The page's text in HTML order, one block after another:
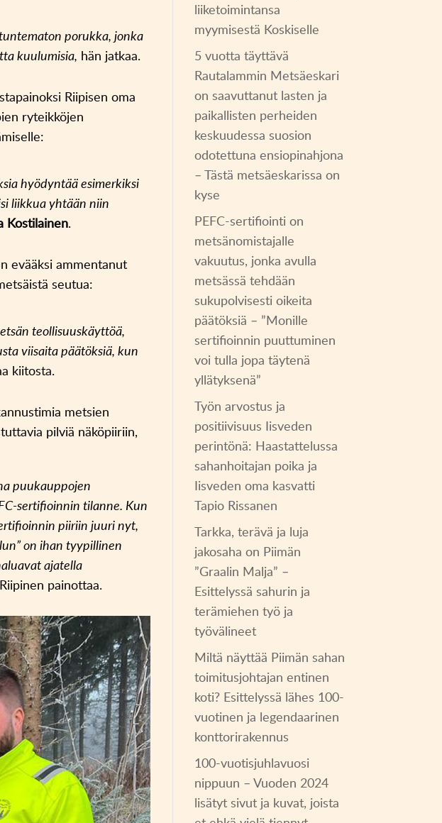
porukka, jonka
kuulumisia, hän jatkaa.
Riipisen oma
ryteikköjen
hyödyntää esimerkiksi
liikkua yhtään niin
Kostilainen.
evääksi ammentanut
seutua:
teollisuuskäyttöä,
viisaita päätöksiä, kun
kiitosta.
metsien
pilviä näköpiiriin,
puukauppojen
sertifioinnin tilanne. Kun
piiriin juuri nyt,
on ihan tyypillinen
ajatella
Riipinen painottaa.
liiketoimintansa
myymisestä Koskiselle
5 vuotta täyttävä
Rautalammin Metsäeskari
on saavuttanut lasten ja
paikallisten perheiden
keskuudessa suosion
odotettuna ensiopinahjona
– Tästä metsäeskarissa on
kyse
PEFC-sertifiointi on
metsänomistajalle
vakuutus, jonka avulla
metsässä tehdään
sukupolvisesti oikeita
päätöksiä – ”Monille
sertifioinnin puuttuminen
voi tulla jopa täytenä
yllätyksenä”
Työn arvostus ja
positiivisuus Iisveden
perintönä: Haastattelussa
sahanhoitajan poika ja
Iisveden oma kasvatti
Tapio Rissanen
Tarkka, terävä ja luja
jakosaha on Piimän
”Graalin Malja” –
Esittelyssä sahurin ja
terämiehen työ ja
työvälineet
Miltä näyttää Piimän sahan
toimitusjohtajan entinen
koti? Esittelyssä lähes 100-
vuotinen ja legendaarinen
konttorirakennus
100-vuotisjuhlavuosi
nippuun – Vuoden 2024
lisätyt sivut ja kuvat, joista